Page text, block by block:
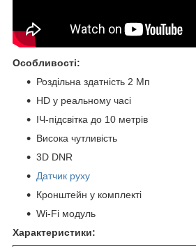
Особливості:
Роздільна здатність 2 Мп
HD у реальному часі
ІЧ-підсвітка до 10 метрів
Висока чутливість
3D DNR
Датчик руху
Кронштейн у комплекті
Wi-Fi модуль
Характеристики: